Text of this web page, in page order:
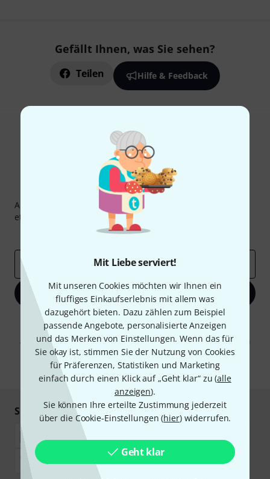
Mit Liebe serviert!
Mit unseren Cookies möchten wir Ihnen ein
fluffiges Einkaufserlebnis mit allem was
dazugehört bieten. Dazu zählen zum Beispiel
passende Angebote, personalisierte Anzeigen
und das Merken von Einstellungen. Wenn das für
Sie okay ist, stimmen Sie der Nutzung von Cookies
für Präferenzen, Statistiken und Marketing
einfach durch einen Klick auf „Geht klar“ zu (alle
anzeigen).
Sie können Ihre erteilte Zustimmung jederzeit
über die Cookie-Einstellungen (hier) widerrufen.
Geht klar
Gefällt Ihnen, was Sie sehen?
Teilen Hilfe & Feedback
Thomann Newsletter
Abonniere den Thomann Newsletter und gewinne mit
etwas Glück einen von 50 Gutscheinen
Inspirierende Beiträge
Deals
Jetzt anmelden
Mit Klick auf „Jetzt anmelden“ stimmen Sie dem Erhalt von E-Mail-
Werbung und einer Messung des E-Mail-Nutzungsverhaltens zu. Die
Abmeldung ist jederzeit möglich. Weitere Informationen finden Sie in
unserenDatenschutzhinweisen .
* Pflichtfeld
Sicher einkaufen & bezahlen